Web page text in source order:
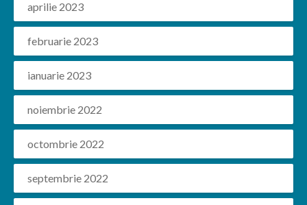
aprilie 2023
februarie 2023
ianuarie 2023
noiembrie 2022
octombrie 2022
septembrie 2022